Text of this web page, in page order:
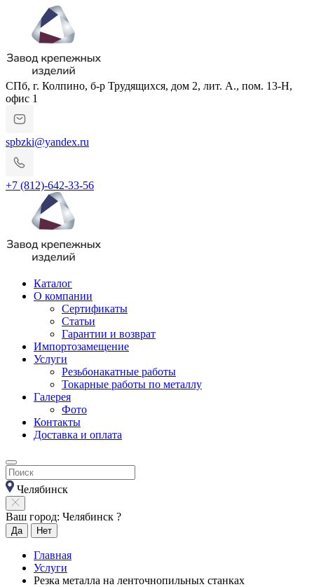
СПб, г. Колпино, б-р Трудящихся, дом 2, лит. А., пом. 13-Н,
офис 1
spbzki@yandex.ru
+7 (812)-642-33-56
Каталог
О компании
Сертификаты
Статьи
Гарантии и возврат
Импортозамещение
Услуги
Резьбонакатные работы
Токарные работы по металлу
Галерея
Фото
Контакты
Доставка и оплата
Челябинск
Ваш город: Челябинск ?
Да Нет
Главная
Услуги
Резка металла на ленточнопильных станках